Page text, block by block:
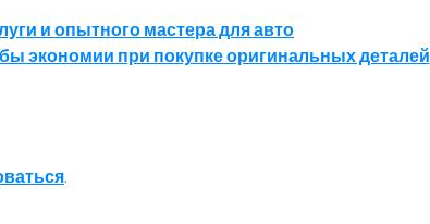
и опытного мастера для авто
экономии при покупке оригинальных деталей
.